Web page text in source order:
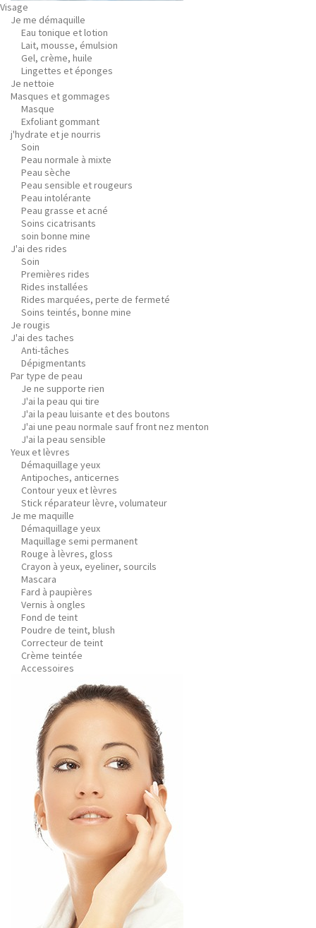
Visage
Je me démaquille
Eau tonique et lotion
Lait, mousse, émulsion
Gel, crème, huile
Lingettes et éponges
Je nettoie
Masques et gommages
Masque
Exfoliant gommant
j'hydrate et je nourris
Soin
Peau normale à mixte
Peau sèche
Peau sensible et rougeurs
Peau intolérante
Peau grasse et acné
Soins cicatrisants
soin bonne mine
J'ai des rides
Soin
Premières rides
Rides installées
Rides marquées, perte de fermeté
Soins teintés, bonne mine
Je rougis
J'ai des taches
Anti-tâches
Dépigmentants
Par type de peau
Je ne supporte rien
J'ai la peau qui tire
J'ai la peau luisante et des boutons
J'ai une peau normale sauf front nez menton
J'ai la peau sensible
Yeux et lèvres
Démaquillage yeux
Antipoches, anticernes
Contour yeux et lèvres
Stick réparateur lèvre, volumateur
Je me maquille
Démaquillage yeux
Maquillage semi permanent
Rouge à lèvres, gloss
Crayon à yeux, eyeliner, sourcils
Mascara
Fard à paupières
Vernis à ongles
Fond de teint
Poudre de teint, blush
Correcteur de teint
Crème teintée
Accessoires